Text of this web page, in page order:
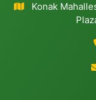
Konak